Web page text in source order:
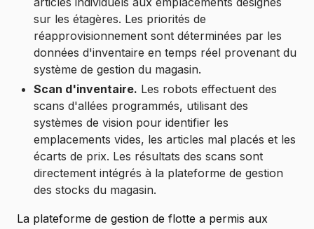
sur les étagères. Les priorités de
réapprovisionnement sont déterminées par les
données d'inventaire en temps réel provenant du
système de gestion du magasin.
Scan d'inventaire. Les robots effectuent des
scans d'allées programmés, utilisant des
systèmes de vision pour identifier les
emplacements vides, les articles mal placés et les
écarts de prix. Les résultats des scans sont
directement intégrés à la plateforme de gestion
des stocks du magasin.
La plateforme de gestion de flotte a permis aux